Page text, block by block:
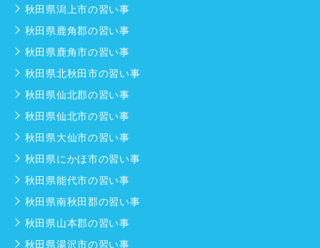
秋田県潟上市の習い事
秋田県鹿角郡の習い事
秋田県鹿角市の習い事
秋田県北秋田市の習い事
秋田県仙北郡の習い事
秋田県仙北市の習い事
秋田県大仙市の習い事
秋田県にかほ市の習い事
秋田県能代市の習い事
秋田県南秋田郡の習い事
秋田県山本郡の習い事
秋田県湯沢市の習い事